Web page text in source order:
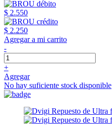
$ 2.550
$ 2.250
Agregar a mi carrito
-
+
Agregar
No hay suficiente stock disponible